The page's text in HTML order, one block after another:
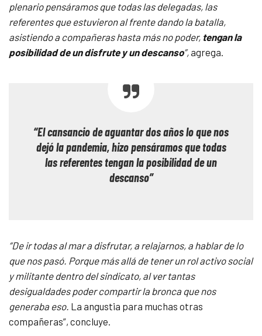
plenario pensáramos que todas las delegadas, las
referentes que estuvieron al frente dando la batalla,
asistiendo a compañeras hasta más no poder, tengan la
posibilidad de un disfrute y un descanso”,agrega.
“El cansancio de aguantar dos años lo que nos
dejó la pandemia, hizo pensáramos que todas
las referentes tengan la posibilidad de un
descanso”
“De ir todas al mar a disfrutar, a relajarnos, a hablar de lo
que nos pasó. Porque más allá de tener un rol activo social
y militante dentro del sindicato, al ver tantas
desigualdades poder compartir la bronca que nos
generaba eso. La angustia para muchas otras
compañeras”, concluye.